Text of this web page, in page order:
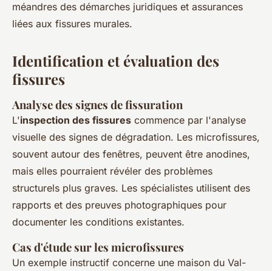
méandres des démarches juridiques et assurances
liées aux fissures murales.
Identification et évaluation des
fissures
Analyse des signes de fissuration
L'inspection des fissures commence par l'analyse
visuelle des signes de dégradation. Les microfissures,
souvent autour des fenêtres, peuvent être anodines,
mais elles pourraient révéler des problèmes
structurels plus graves. Les spécialistes utilisent des
rapports et des preuves photographiques pour
documenter les conditions existantes.
Cas d'étude sur les microfissures
Un exemple instructif concerne une maison du Val-